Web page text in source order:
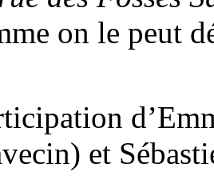
on le peut
et